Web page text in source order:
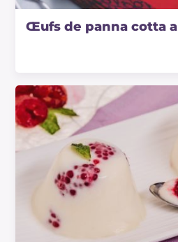
Œufs de panna cotta